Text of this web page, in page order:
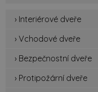
› Interiérové dveře
› Vchodové dveře
› Bezpečnostní dveře
› Protipožární dveře